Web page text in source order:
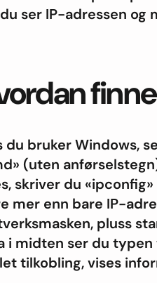
ser IP-adressen og
du bruker Windows,
(uten
skriver du
mer enn bare IP-
pluss
i midten ser du typen
tilkobling, vises